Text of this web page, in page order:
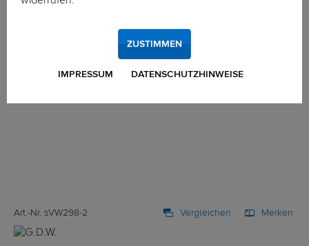
Art.-Nr. sVW298-2 Vergleichen Merken
IMPRESSUM DATENSCHUTZHINWEISE
ZUSTIMMEN